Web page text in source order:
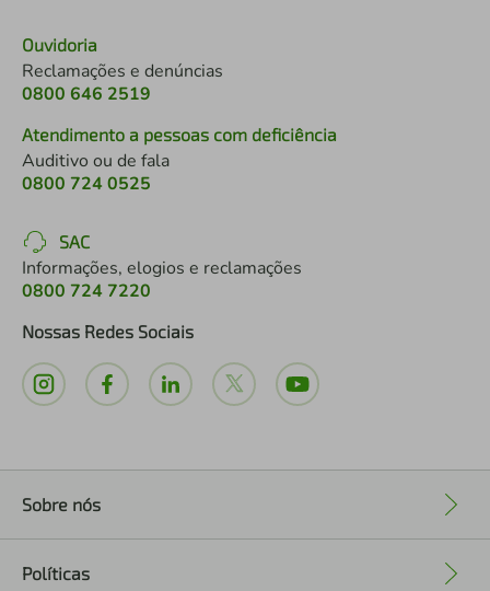
Ouvidoria
Reclamações e denúncias
0800 646 2519
Atendimento a pessoas com deficiência
Auditivo ou de fala
0800 724 0525
SAC
Informações, elogios e reclamações
0800 724 7220
Nossas Redes Sociais
Sobre nós
Políticas